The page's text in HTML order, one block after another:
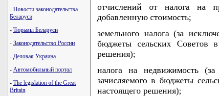
- Новости законодательства
Беларуси
- Тюрьмы Беларуси
- Законодательство России
- Деловая Украина
- Автомобильный портал
- The legislation of the Great
Britain
отчислений от налога на
добавленную стоимость;
земельного налога (за
бюджеты сельских Советов
решения);
налога на недвижимость
зачисляемого в бюджеты
настоящего решения);